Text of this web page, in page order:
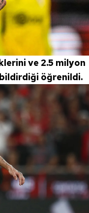
ve 2.5 milyon
bildirdiği öğrenildi.